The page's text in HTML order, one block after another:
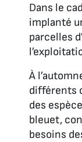
Dans le
implanté
parcelles
À
différents
des
bleuet,
besoins